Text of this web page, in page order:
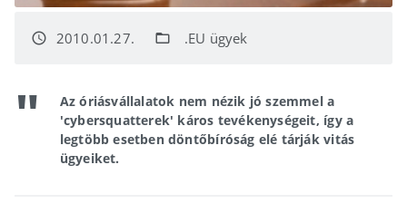
access_time 2010.01.27. folder_open .EU ügyek
Az óriásvállalatok nem nézik jó szemmel a
'cybersquatterek' káros tevékenységeit, így a
legtöbb esetben döntőbíróság elé tárják vitás
ügyeiket.